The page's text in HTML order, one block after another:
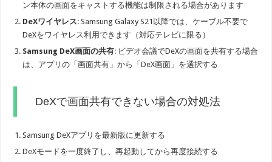
ン本体の画面をキャストする機能は制限される場合があります
DeXワイヤレス: Samsung Galaxy S21以降では、ケーブル不要で
DeXをワイヤレス利用できます（対応テレビに限る）
Samsung DeX画面の共有: ビデオ会議でDeXの画面を共有する場合
は、アプリの「画面共有」から「DeX画面」を選択する
DeXで画面共有できない場合の対処法
Samsung DeXアプリを最新版に更新する
DeXモードを一度終了し、再起動してから再度接続する